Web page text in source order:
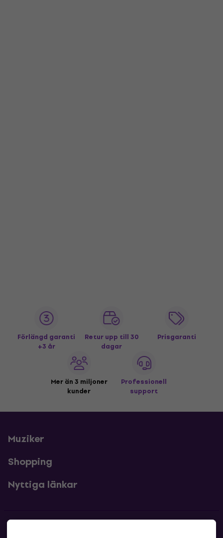
Förlängd garanti
+3 år
Retur upp till 30
dagar
Prisgaranti
Mer än 3 miljoner
kunder
Professionell
support
Muziker
Shopping
Nyttiga länkar